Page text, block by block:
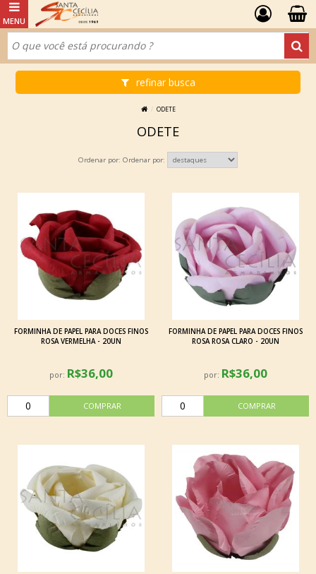
refinar busca
ODETE
ODETE
Ordenar por:
FORMINHA DE PAPEL PARA DOCES FINOS
ROSA VERMELHA - 20UN
por: R$36,00
FORMINHA DE PAPEL PARA DOCES FINOS
ROSA ROSA CLARO - 20UN
por: R$36,00